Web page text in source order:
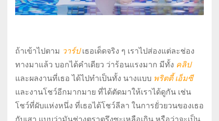
ถ้าเข้าไปตาม วาร์ปเธอเด็ดจริง ๆ เราไปส่องแต่ละช่อง
ทางมาแล้ว บอกได้คำเดียว ว่าร้อนแรงมาก มีทั้ง คลิป
และผลงานที่เธอ ได้ไปทำเป็นทั้ง นางแบบ พริตตี้ เอ็มซี
และงานโชว์อีกมากมาย ที่ได้ตัดมาให้เราได้ดูกัน เช่น
โชว์ที่ผับแห่งหนึ่ง ที่เธอได้โชว์ลีลา ในการยั่วยวนของเธอ